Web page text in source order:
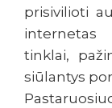
prisivilioti
internetas
tinklai,
siūlantys